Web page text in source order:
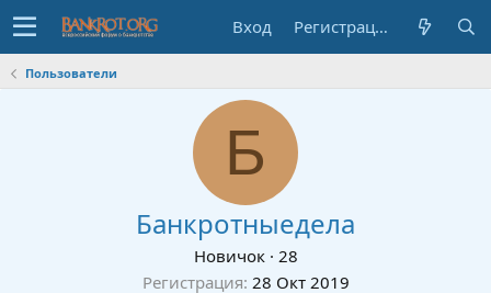
Вход Регистрация
Пользователи
Б
Банкротныедела
Новичок · 28
Регистрация 28 Окт 2019